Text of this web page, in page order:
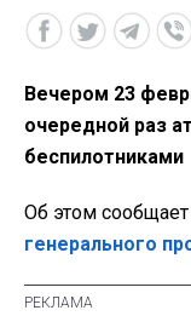
Вечером 23
очередной раз
беспилотниками
Об этом сообщает
генерального